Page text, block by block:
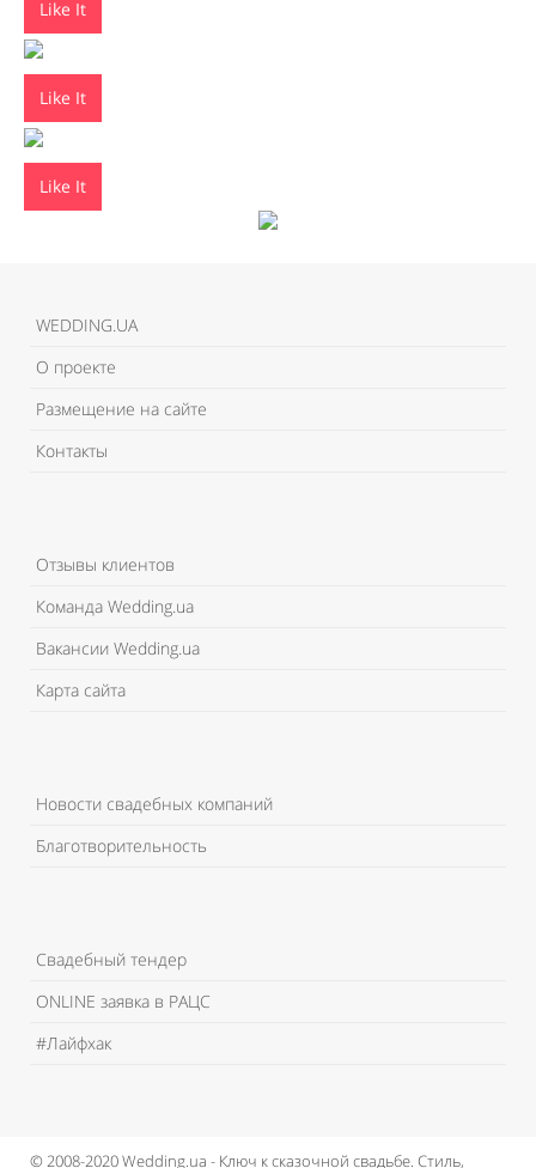
Like It
Like It
Like It
WEDDING.UA
О проекте
Размещение на сайте
Контакты
Отзывы клиентов
Команда Wedding.ua
Вакансии Wedding.ua
Карта сайта
Новости свадебных компаний
Благотворительность
Свадебный тендер
ONLINE заявка в РАЦС
#Лайфхак
© 2008-2020 Wedding.ua - Ключ к сказочной свадьбе. Стиль,